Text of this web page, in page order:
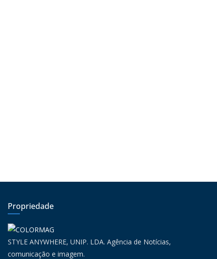
Propriedade
STYLE ANYWHERE, UNIP. LDA. Agência de Notícias,
comunicação e imagem.